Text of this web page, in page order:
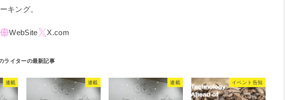
ーキング。
連載 連載 連載 イベント告知